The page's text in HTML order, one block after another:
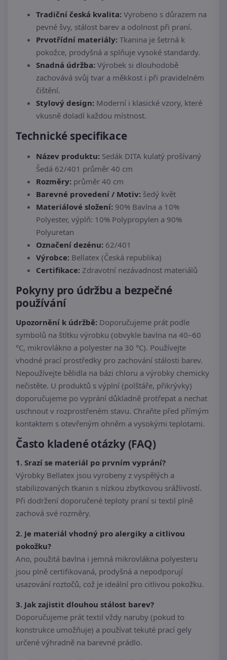
Tradiční česká kvalita: Vyrobeno s důrazem na
pevné švy, stálost barev a odolnost při praní.
Prvotřídní materiály: Tkanina je šetrná k
pokožce, prodyšná a splňuje vysoké standardy.
Snadná údržba: Výrobek si dlouhodobě
zachovává svůj tvar a měkkost i při pravidelném
čištění.
Stylový design: Moderní i klasické vzory, které
vkusně doladí každou místnost.
Technické specifikace
Název produktu: Sedák DITA kulatý prošívaný
Šedá 62/401 průměr 40 cm
Rozměry: průměr 40 cm
Barevné provedení / Motiv: šedý květ
Materiálové složení: 90% Bavlna a 10%
Polyester, výplň: 10% Polypropylen a 90%
Polyuretan
Označení dezénu: 62/401
Výrobce: Bellatex (Česká republika)
Certifikace: Zdravotní nezávadnost materiálů
Pokyny pro údržbu a bezpečné
používání
Upozornění k údržbě: Doporučujeme prát podle
symbolů na štítku výrobku (obvykle bavlna na 40–60
°C, mikrovlákno a polyester na 30 °C). Používejte
vhodné prací prostředky pro zachování stálosti barev.
Nepoužívejte bělidla na bázi chloru a výrobky chemicky
nečistěte. U produktů s výplní (polštáře, přikrývky)
doporučujeme po vyprání důkladně protřepat a nechat
uschnout v rozprostřeném stavu. Chraňte před přímým
kontaktem s otevřeným ohněm a vysokými teplotami.
Často kladené otázky (FAQ)
1. Srazí se materiál po prvním vyprání?
Výrobky Bellatex jsou vyrobeny z vyspělých a
stabilizovaných tkanin s nízkou zbytkovou srážlivostí.
Při dodržení doporučené teploty praní si textil plně
zachová své rozměry.
2. Je materiál vhodný pro alergiky a citlivou
pokožku?
Ano, použitá bavlna i jemná mikrovlákna polyesteru
jsou plně certifikovaná, prodyšná a nepodporují
usazování roztočů, což je ideální pro citlivou pokožku.
3. Jak zajistit dlouhou stálost barev?
Doporučujeme prát textil vždy naruby (pokud to
konstrukce umožňuje) a používat tekuté prací gely
určené výhradně na barevné prádlo.